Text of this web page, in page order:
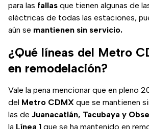
para las fallas que tienen algunas de
eléctricas de todas las estaciones,
aún se mantienen sin servicio.
¿Qué líneas del Metro
en remodelación?
Vale la pena mencionar que en pleno
del Metro CDMX que se mantienen
las de Juanacatlán, Tacubaya y
la Línea 1 que se ha mantenido en